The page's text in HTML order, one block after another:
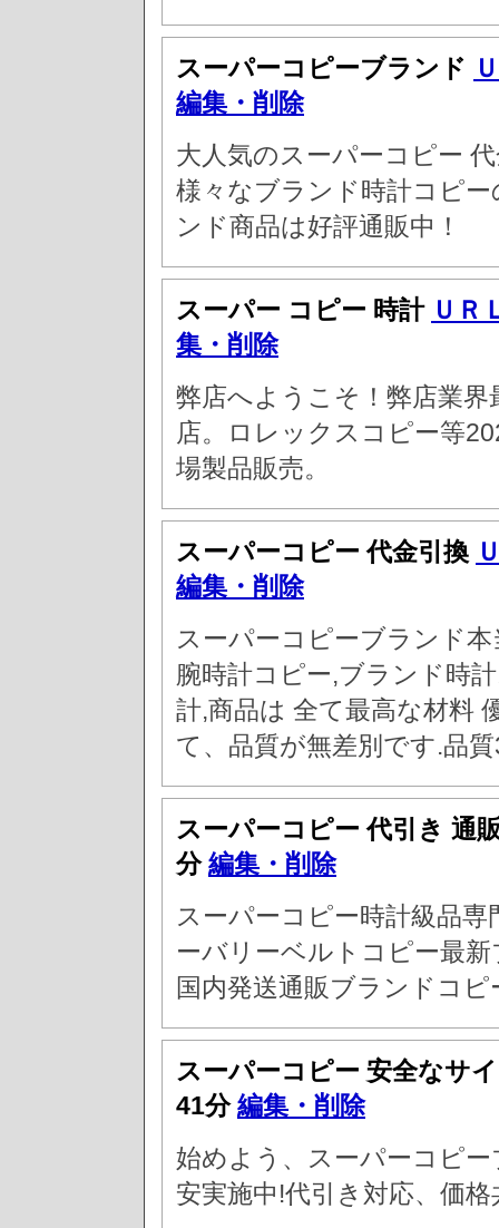
スーパーコピーブランド
編集・削除
大人気のスーパーコピー
様々なブランド時計コピ
ンド商品は好評通販中！
スーパー コピー 時計 ＵＲ
集・削除
弊店へようこそ！弊店業
店。ロレックスコピー等
場製品販売。
スーパーコピー 代金引換
編集・削除
スーパーコピーブランド
腕時計コピー,ブランド時
計,商品は 全て最高な材料
て、品質が無差別です.品
スーパーコピー 代引き 通
分編集・削除
スーパーコピー時計級品
ーバリーベルトコピー最
国内発送通販ブランドコ
スーパーコピー 安全なサ
41分編集・削除
始めよう、スーパーコピ
安実施中!代引き対応、価